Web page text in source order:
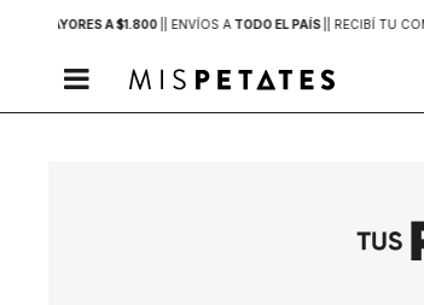
MAYORES A $1.800 | ENVÍOS A TODO EL PAÍS | RECIBÍ TU
